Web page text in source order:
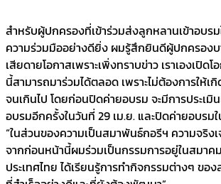
สำหรับผู้ปกครองที่เข้าร่วมส่งลูกหลานเข้าอบรม
ความร่วมมืออย่างดียิ่ง ผมรู้สึกยินดีผู้ปกครองบ
เสียดายโอกาสเพราะเพิ่งทราบข่าว เราเองเปิด
นี้สามารถมาร่วมได้ตลอด เพราะไม่ต้องการให้เ
จนเกินไป โดยก่อนปิดค่ายอบรม จะมีการประเมิ
อบรมอีกครั้งในวันที่ 29 เม.ย. และปิดค่ายอบรม
“ในส่วนของความเป็นสมาพันธ์กอรีฯ ความจริง
จากก่อนหน้านี้ผมร่วมเป็นกรรมการอยู่ในสมาค
ประเทศไทย ได้เรียนรู้การทำกิจกรรมต่างๆ ข